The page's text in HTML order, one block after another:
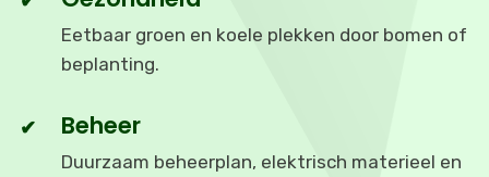
Eetbaar groen en koele plekken door bomen of
beplanting.
Beheer
Duurzaam beheerplan, elektrisch materieel en